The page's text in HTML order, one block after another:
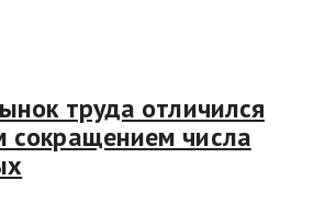
труда отличился
сокращением числа